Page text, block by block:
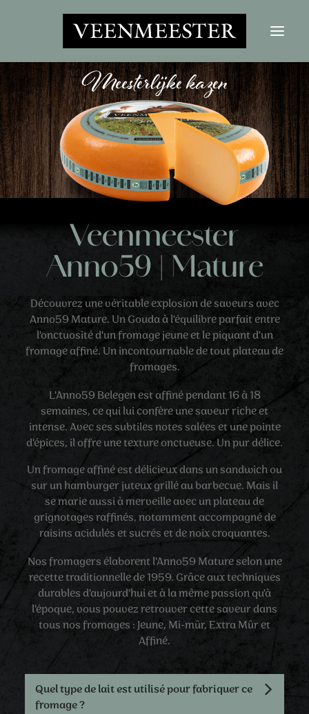
LES FROMAGES
NOUVELLES
CONTACT
SE CONNECTER
Veenmeester
Anno59 | Mature
Découvrez une véritable explosion de saveurs avec
Anno59 Mature. Un Gouda à l'équilibre parfait entre
l'onctuosité d'un fromage jeune et le piquant d'un
fromage affiné. Un incontournable de tout plateau de
fromages.
L'Anno59 Belegen est affiné pendant 16 à 18
semaines, ce qui lui confère une saveur riche et
intense. Avec ses subtiles notes salées et une pointe
d'épices, il offre une texture onctueuse. Un pur délice.
Un fromage affiné est délicieux dans un sandwich ou
sur un hamburger juteux grillé au barbecue. Mais il
se marie aussi à merveille avec un plateau de
grignotages raffinés, notamment accompagné de
raisins acidulés et sucrés et de noix croquantes.
Nos fromagers élaborent l'Anno59 Mature selon une
recette traditionnelle de 1959. Grâce aux techniques
durables d'aujourd'hui et à la même passion qu'à
l'époque, vous pouvez retrouver cette saveur dans
tous nos fromages : Jeune, Mi-mûr, Extra Mûr et
Affiné.
Quel type de lait est utilisé pour fabriquer ce
fromage ?